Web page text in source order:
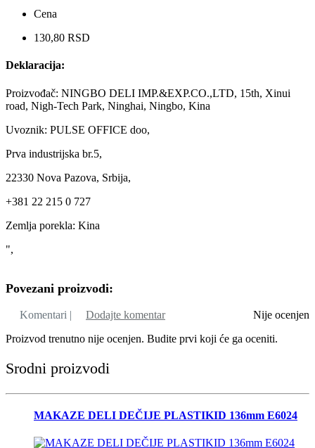
Cena
130,80 RSD
Deklaracija:
Proizvođač: NINGBO DELI IMP.&EXP.CO.,LTD, 15th, Xinui
road, Nigh-Tech Park, Ninghai, Ningbo, Kina
Uvoznik: PULSE OFFICE doo,
Prva industrijska br.5,
22330 Nova Pazova, Srbija,
+381 22 215 0 727
Zemlja porekla: Kina
",
Povezani proizvodi:
Nije ocenjen
Komentari |
Dodajte komentar
Proizvod trenutno nije ocenjen. Budite prvi koji će ga oceniti.
Srodni proizvodi
MAKAZE DELI DEČIJE PLASTIKID 136mm E6024